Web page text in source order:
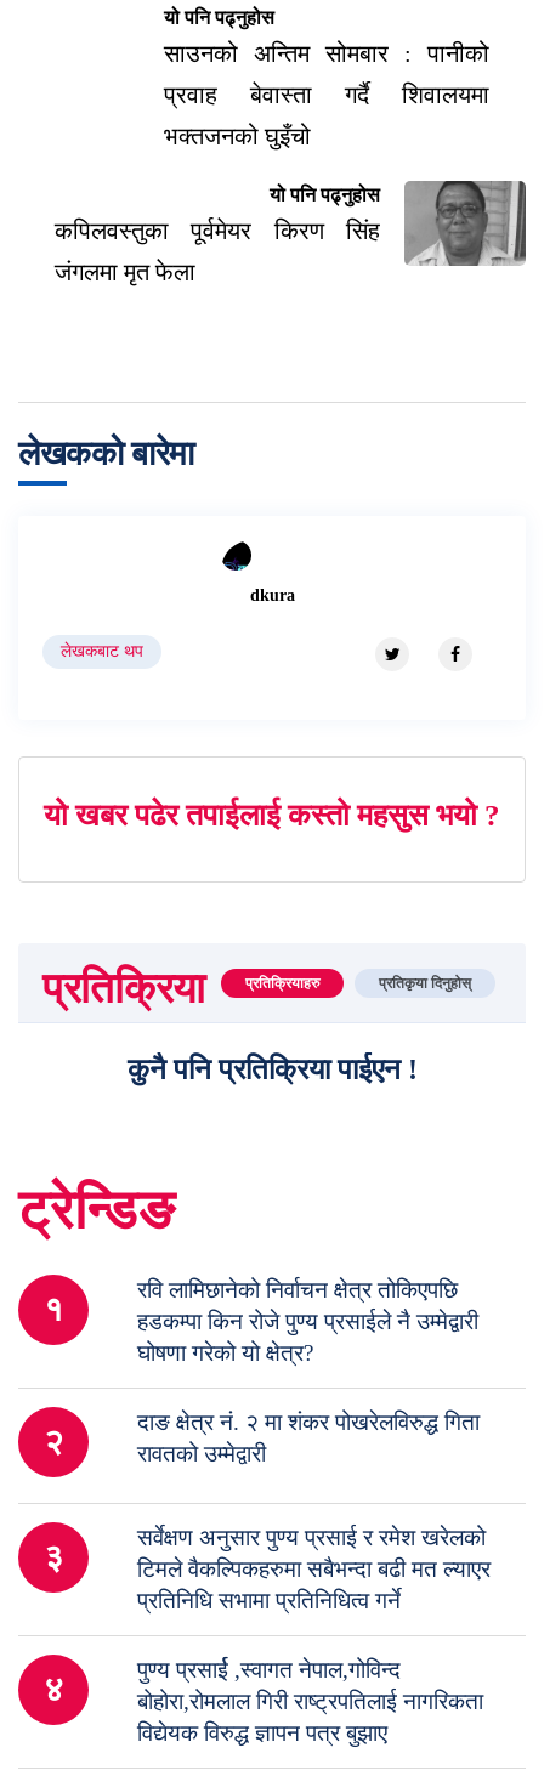
यो पनि पढ्नुहोस
साउनको अन्तिम सोमबार : पानीको
प्रवाह बेवास्ता गर्दै शिवालयमा
भक्तजनको घुइँचो
यो पनि पढ्नुहोस
कपिलवस्तुका पूर्वमेयर किरण सिंह
जंगलमा मृत फेला
लेखकको बारेमा
dkura
लेखकबाट थप
यो खबर पढेर तपाईलाई कस्तो महसुस भयो ?
प्रतिक्रिया प्रतिक्रियाहरु प्रतिकृया दिनुहोस्
कुनै पनि प्रतिक्रिया पाईएन !
ट्रेन्डिङ
१
रवि लामिछानेको निर्वाचन क्षेत्र तोकिएपछि
हडकम्पा किन रोजे पुण्य प्रसाईले नै उम्मेद्वारी
घोषणा गरेको यो क्षेत्र?
२
दाङ क्षेत्र नं. २ मा शंकर पोखरेलविरुद्ध गिता
रावतको उम्मेद्वारी
३
सर्वेक्षण अनुसार पुण्य प्रसाई र रमेश खरेलको
टिमले वैकल्पिकहरुमा सबैभन्दा बढी मत ल्याएर
प्रतिनिधि सभामा प्रतिनिधित्व गर्ने
४
पुण्य प्रसार्ई ,स्वागत नेपाल,गोविन्द
बोहोरा,रोमलाल गिरी राष्ट्रपतिलाई नागरिकता
विद्येयक विरुद्ध ज्ञापन पत्र बुझाए